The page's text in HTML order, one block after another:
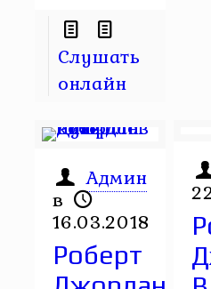
Слушать
онлайн
Админ
в
16.03.2018
Роберт